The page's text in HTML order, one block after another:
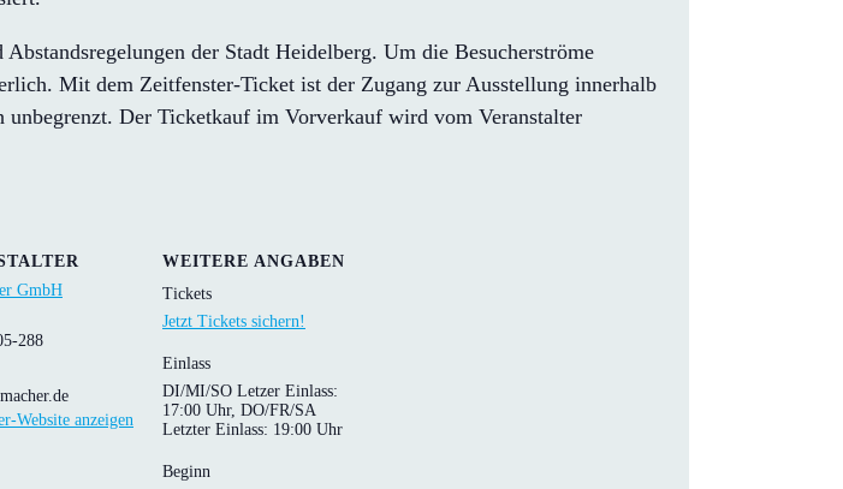
der Stadt Heidelberg. Um die Besucherströme
Mit dem Zeitfenster-Ticket ist der Zugang zur Ausstellung innerhalb
Der Ticketkauf im Vorverkauf wird vom Veranstalter
GmbH
288
Website anzeigen
WEITERE ANGABEN
Tickets
Jetzt Tickets sichern!
Einlass
DI/MI/SO Letzer Einlass:
17:00 Uhr, DO/FR/SA
Letzter Einlass: 19:00 Uhr
Beginn